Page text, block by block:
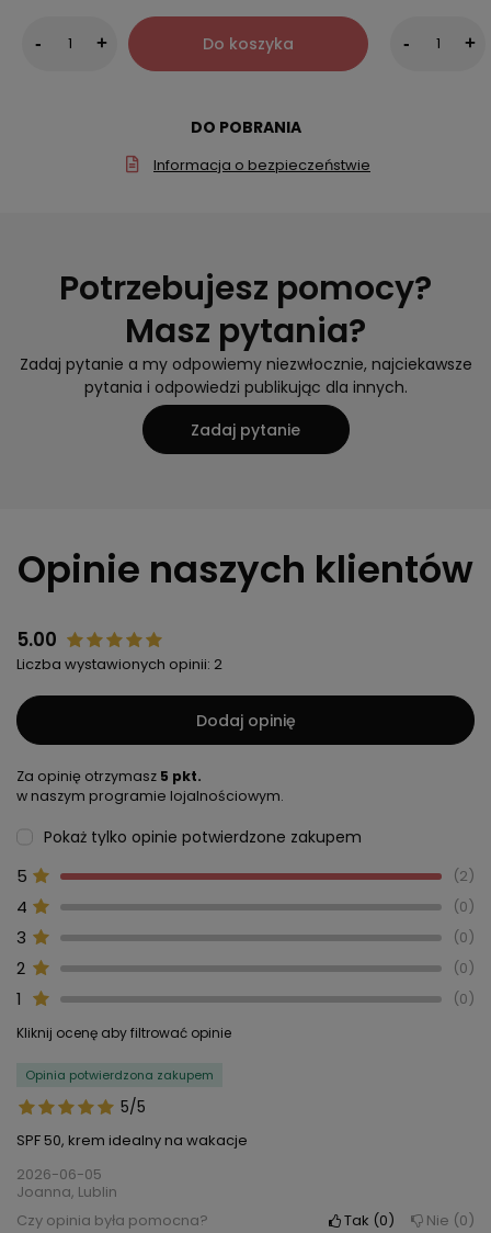
- + Do koszyka - +
DO POBRANIA
Informacja o bezpieczeństwie
Potrzebujesz pomocy?
Masz pytania?
Zadaj pytanie a my odpowiemy niezwłocznie, najciekawsze
pytania i odpowiedzi publikując dla innych.
Zadaj pytanie
Opinie naszych klientów
5.00
Liczba wystawionych opinii: 2
Dodaj opinię
Za opinię otrzymasz 5 pkt.
w naszym programie lojalnościowym.
Pokaż tylko opinie potwierdzone zakupem
5 2
4 0
3 0
2 0
1 0
Kliknij ocenę aby filtrować opinie
5/5
Opinia potwierdzona zakupem
SPF 50, krem idealny na wakacje
2026-06-05
Joanna, Lublin
Czy opinia była pomocna?
Tak 0 Nie 0